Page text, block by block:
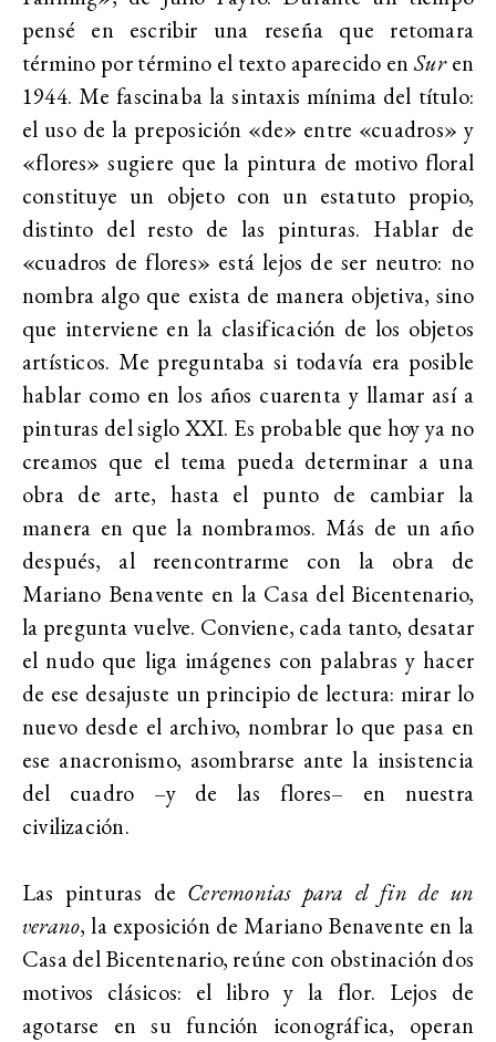
pensé en escribir una reseña que retomara
término por término el texto aparecido enSuren
1944. Me fascinaba la sintaxis mínima del título:
el uso de la preposición «de» entre «cuadros» y
«flores» sugiere que la pintura de motivo floral
constituye un objeto con un estatuto propio,
distinto del resto de las pinturas. Hablar de
«cuadros de flores» está lejos de ser neutro: no
nombra algo que exista de manera objetiva, sino
que interviene en la clasificación de los objetos
artísticos. Me preguntaba si todavía era posible
hablar como en los años cuarenta y llamar así a
pinturas del siglo XXI. Es probable que hoy ya no
creamos que el tema pueda determinar a una
obra de arte, hasta el punto de cambiar la
manera en que la nombramos. Más de un año
después, al reencontrarme con la obra de
Mariano Benavente en la Casa del Bicentenario,
la pregunta vuelve. Conviene, cada tanto, desatar
el nudo que liga imágenes con palabras y hacer
de ese desajuste un principio de lectura: mirar lo
nuevo desde el archivo, nombrar lo que pasa en
ese anacronismo, asombrarse ante la insistencia
del cuadro –y de las flores– en nuestra
civilización.
Las pinturas de Ceremonias para el fin de un
verano, la exposición de Mariano Benavente en la
Casa del Bicentenario, reúne con obstinación dos
motivos clásicos: el libro y la flor. Lejos de
agotarse en su función iconográfica, operan